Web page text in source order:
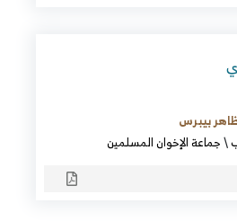
بيبرس
\جماعة الإخوان المسلمين